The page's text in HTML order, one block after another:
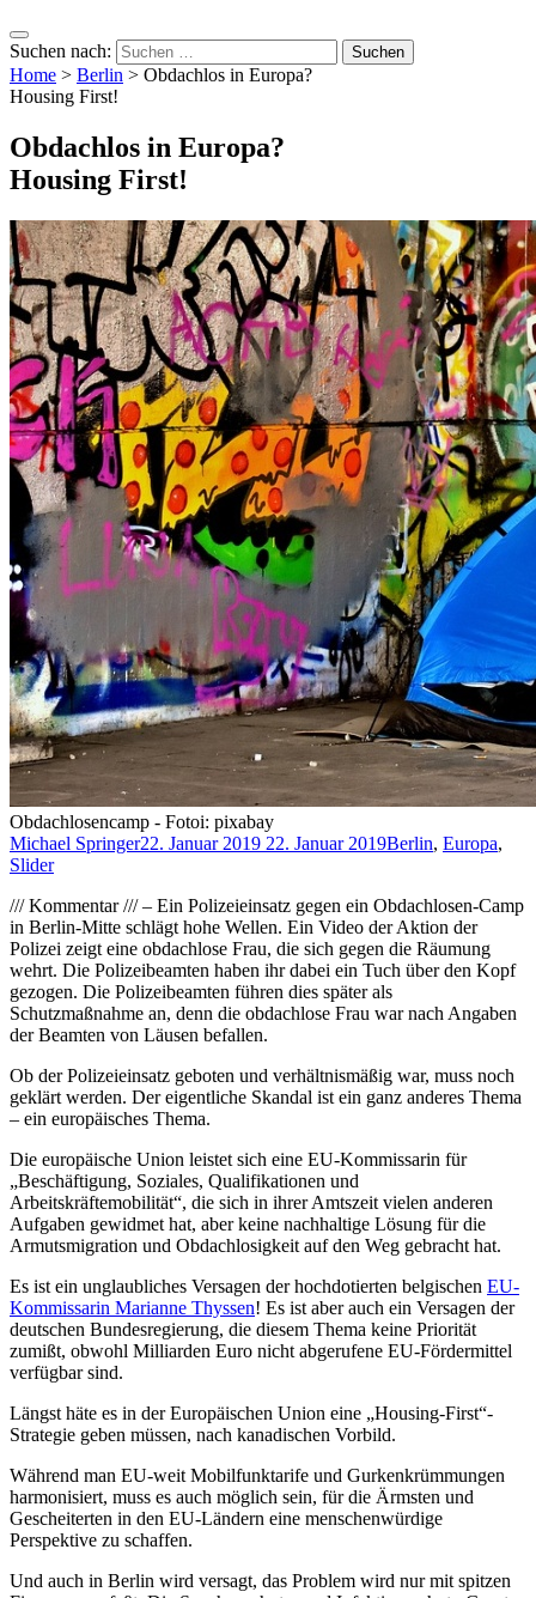
Suchen nach:
Home > Berlin > Obdachlos in Europa?
Housing First!
Obdachlos in Europa?
Housing First!
Obdachlosencamp - Fotoi: pixabay
Michael Springer22. Januar 2019 22. Januar 2019Berlin, Europa,
Slider
/// Kommentar /// – Ein Polizeieinsatz gegen ein Obdachlosen-Camp
in Berlin-Mitte schlägt hohe Wellen. Ein Video der Aktion der
Polizei zeigt eine obdachlose Frau, die sich gegen die Räumung
wehrt. Die Polizeibeamten haben ihr dabei ein Tuch über den Kopf
gezogen. Die Polizeibeamten führen dies später als
Schutzmaßnahme an, denn die obdachlose Frau war nach Angaben
der Beamten von Läusen befallen.
Ob der Polizeieinsatz geboten und verhältnismäßig war, muss noch
geklärt werden. Der eigentliche Skandal ist ein ganz anderes Thema
– ein europäisches Thema.
Die europäische Union leistet sich eine EU-Kommissarin für
„Beschäftigung, Soziales, Qualifikationen und
Arbeitskräftemobilität“, die sich in ihrer Amtszeit vielen anderen
Aufgaben gewidmet hat, aber keine nachhaltige Lösung für die
Armutsmigration und Obdachlosigkeit auf den Weg gebracht hat.
Es ist ein unglaubliches Versagen der hochdotierten belgischen EU-
Kommissarin Marianne Thyssen! Es ist aber auch ein Versagen der
deutschen Bundesregierung, die diesem Thema keine Priorität
zumißt, obwohl Milliarden Euro nicht abgerufene EU-Fördermittel
verfügbar sind.
Längst häte es in der Europäischen Union eine „Housing-First“-
Strategie geben müssen, nach kanadischen Vorbild.
Während man EU-weit Mobilfunktarife und Gurkenkrümmungen
harmonisiert, muss es auch möglich sein, für die Ärmsten und
Gescheiterten in den EU-Ländern eine menschenwürdige
Perspektive zu schaffen.
Und auch in Berlin wird versagt, das Problem wird nur mit spitzen